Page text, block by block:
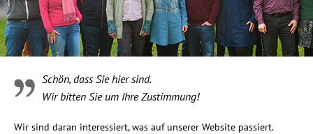
Schön, dass Sie hier sind.
Wir bitten Sie um Ihre Zustimmung!
Wir sind daran interessiert, was auf unserer Website passiert.